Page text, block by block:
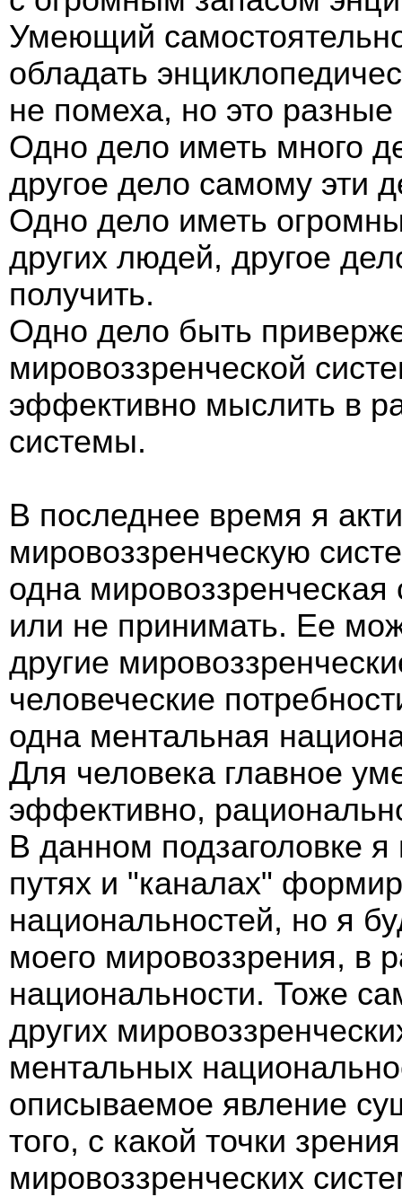
Умеющий
обладать
не помеха, но это
Одно дело иметь много
другое дело самому эти
Одно дело иметь
других людей, другое
получить.
Одно дело быть
мировоззренческой
эффективно мыслить в
системы.
В последнее время я
мировоззренческую
одна
или не принимать. Ее
другие
человеческие
одна ментальная
Для человека главное
эффективно,
В данном подзаголовке
путях и "каналах"
национальностей, но я
моего мировоззрения, в
национальности. Тоже
других
ментальных
описываемое явление
того, с какой точки
мировоззренческих